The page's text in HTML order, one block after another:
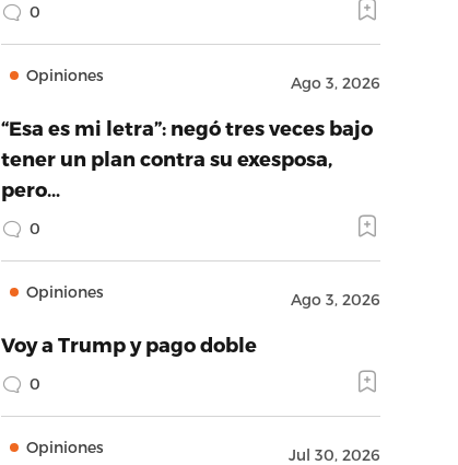
0
Opiniones Ago 3, 2026
“Esa es mi letra”: negó tres veces bajo
tener un plan contra su exesposa,
pero…
0
Opiniones Ago 3, 2026
Voy a Trump y pago doble
0
Opiniones Jul 30, 2026